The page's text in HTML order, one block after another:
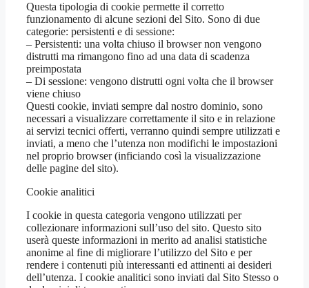
Questa tipologia di cookie permette il corretto
funzionamento di alcune sezioni del Sito. Sono di due
categorie: persistenti e di sessione:
– Persistenti: una volta chiuso il browser non vengono
distrutti ma rimangono fino ad una data di scadenza
preimpostata
– Di sessione: vengono distrutti ogni volta che il browser
viene chiuso
Questi cookie, inviati sempre dal nostro dominio, sono
necessari a visualizzare correttamente il sito e in relazione
ai servizi tecnici offerti, verranno quindi sempre utilizzati e
inviati, a meno che l’utenza non modifichi le impostazioni
nel proprio browser (inficiando così la visualizzazione
delle pagine del sito).
Cookie analitici
I cookie in questa categoria vengono utilizzati per
collezionare informazioni sull’uso del sito. Questo sito
userà queste informazioni in merito ad analisi statistiche
anonime al fine di migliorare l’utilizzo del Sito e per
rendere i contenuti più interessanti ed attinenti ai desideri
dell’utenza. I cookie analitici sono inviati dal Sito Stesso o